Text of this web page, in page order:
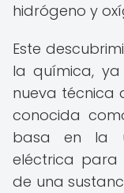
hidrógeno y
Este
la química,
nueva técnica
conocida
basa en la
eléctrica para
de una